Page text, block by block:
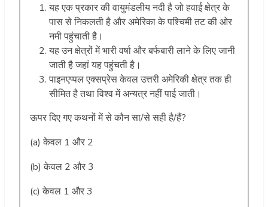
यह एक प्रकार की वायुमंडलीय नदी है जो हवाई क्षेत्र के
पास से निकलती है और अमेरिका के पश्चिमी तट की ओर
नमी पहुंचाती है।
यह उन क्षेत्रों में भारी वर्षा और बर्फबारी लाने के लिए जानी
जाती है जहां यह पहुंचती है।
पाइनएप्पल एक्सप्रेस केवल उत्तरी अमेरिकी क्षेत्र तक ही
सीमित है तथा विश्व में अन्यत्र नहीं पाई जाती।
ऊपर दिए गए कथनों में से कौन सा/से सही है/हैं?
(a) केवल 1 और 2
(b) केवल 2 और 3
(c) केवल 1 और 3